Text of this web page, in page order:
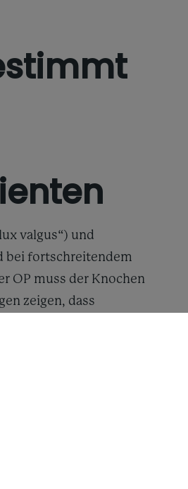
valgus“) und
bei fortschreitendem
OP muss der Knochen
zeigen, dass